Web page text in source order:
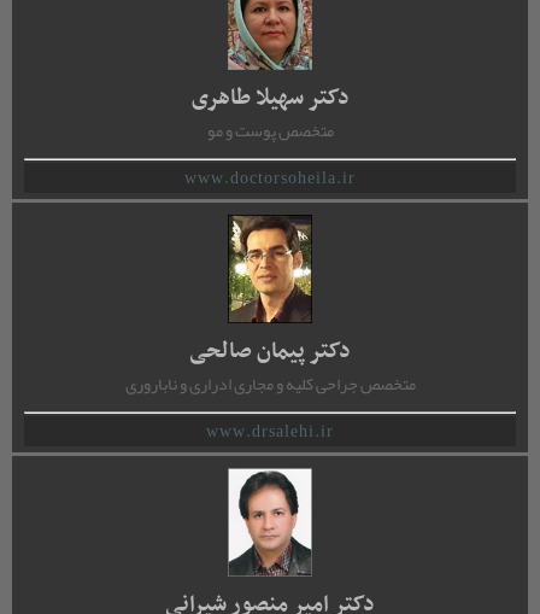
دکتر سهیلا طاهری
متخصص پوست و مو
www.doctorsoheila.ir
دکتر پیمان صالحی
متخصص جراحی کلیه و مجاری ادراری و ناباروری
www.drsalehi.ir
دکتر امیر منصور شیرانی